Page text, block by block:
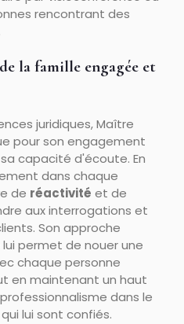
rencontrant des
la famille engagée et
juridiques, Maître
pour son engagement
capacité d'écoute. En
dans chaque
de réactivité et de
aux interrogations et
Son approche
permet de nouer une
chaque personne
en maintenant un haut
dans le
lui sont confiés.